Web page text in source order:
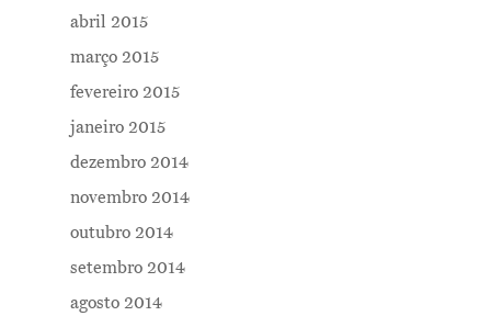
abril 2015
março 2015
fevereiro 2015
janeiro 2015
dezembro 2014
novembro 2014
outubro 2014
setembro 2014
agosto 2014